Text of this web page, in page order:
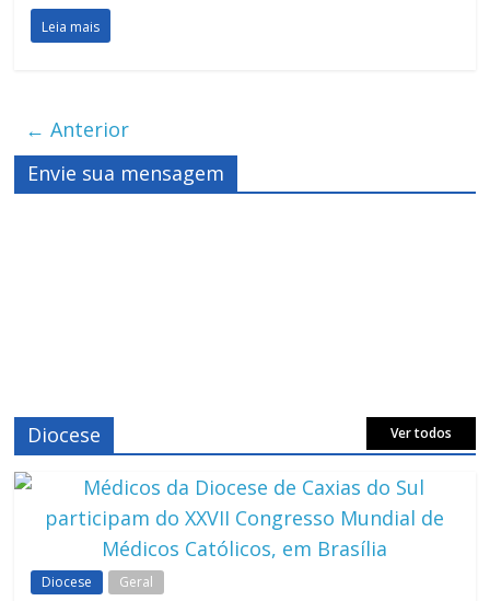
Leia mais
← Anterior
Envie sua mensagem
Diocese Ver todos
Diocese Geral